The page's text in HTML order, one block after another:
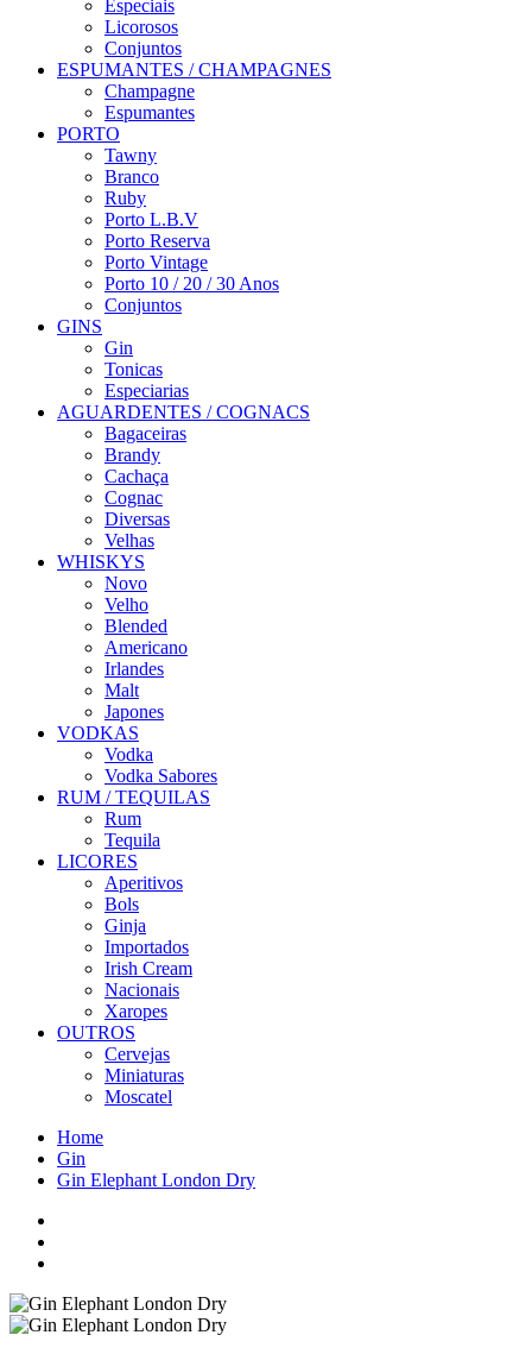
Especiais
Licorosos
Conjuntos
ESPUMANTES / CHAMPAGNES
Champagne
Espumantes
PORTO
Tawny
Branco
Ruby
Porto L.B.V
Porto Reserva
Porto Vintage
Porto 10 / 20 / 30 Anos
Conjuntos
GINS
Gin
Tonicas
Especiarias
AGUARDENTES / COGNACS
Bagaceiras
Brandy
Cachaça
Cognac
Diversas
Velhas
WHISKYS
Novo
Velho
Blended
Americano
Irlandes
Malt
Japones
VODKAS
Vodka
Vodka Sabores
RUM / TEQUILAS
Rum
Tequila
LICORES
Aperitivos
Bols
Ginja
Importados
Irish Cream
Nacionais
Xaropes
OUTROS
Cervejas
Miniaturas
Moscatel
Home
Gin
Gin Elephant London Dry